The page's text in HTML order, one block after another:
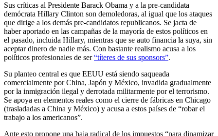
Sus críticas al Presidente Barack Obama y a la pre-candidata
demócrata Hillary Clinton son demoledoras, al igual que los ataques
que dirige a los demás pre-candidatos republicanos. Se jacta de
haber aportado en las campañas de la mayoría de estos políticos en
el pasado, incluida Hillary, mientras que se auto financia la suya, sin
aceptar dinero de nadie más. Con bastante realismo acusa a los
políticos profesionales de ser“títeres de sus sponsors”.
Su planteo central es que EEUU está siendo saqueada
comercialmente por China, Japón y México, invadida gradualmente
por la inmigración ilegal y derrotada militarmente por el terrorismo.
Se apoya en elementos reales como el cierre de fábricas en Chicago
(trasladadas a China y México) y acusa a estos países de “robar el
trabajo a los americanos”.
Ante esto propone una baja radical de los impuestos “para dinamizar